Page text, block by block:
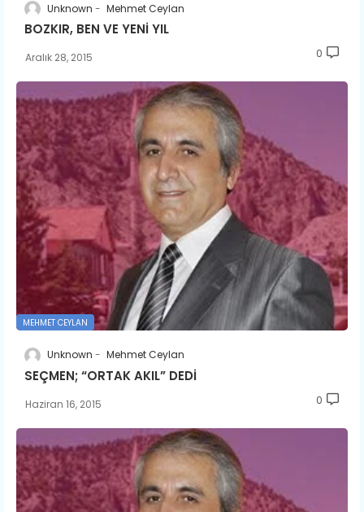
Unknown Mehmet Ceylan
BOZKIR, BEN VE YENİ YIL
Aralık 28, 2015 0
MEHMET CEYLAN
Unknown Mehmet Ceylan
SEÇMEN; “ORTAK AKIL” DEDİ
Haziran 16, 2015 0